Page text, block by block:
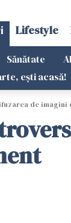
Lifestyle
Sănătate
ești acasă!
de imagini